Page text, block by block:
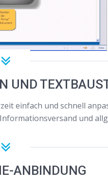
UND
einfach und schnell
und
ANBINDUNG